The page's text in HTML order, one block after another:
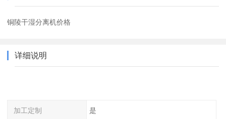
铜陵干湿分离机价格
详细说明
加工定制 是